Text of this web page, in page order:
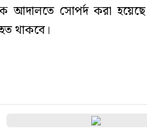
সোপর্দ করা
থাকবে।